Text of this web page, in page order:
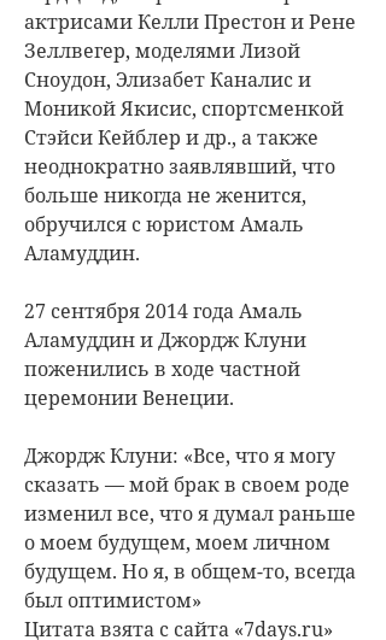
актрисами Келли Престон и Рене
Зеллвегер, моделями Лизой
Сноудон, Элизабет Каналис и
Моникой Якисис, спортсменкой
Стэйси Кейблер и др., а также
неоднократно заявлявший, что
больше никогда не женится,
обручился с юристом Амаль
Аламуддин.
27 сентября 2014 года Амаль
Аламуддин и Джордж Клуни
поженились в ходе частной
церемонии Венеции.
Джордж Клуни: «Все, что я могу
сказать — мой брак в своем роде
изменил все, что я думал раньше
о моем будущем, моем личном
будущем. Но я, в общем-то, всегда
был оптимистом»
Цитата взята с сайта «7days.ru»